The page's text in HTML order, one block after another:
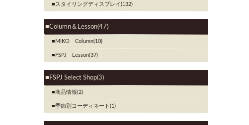
スタイリングディスプレイ(132)
Column＆Lesson(47)
MIKO Column(10)
FSPJ Lesson(37)
FSPJ Select Shop(3)
商品情報(2)
季節別コーディネート(1)